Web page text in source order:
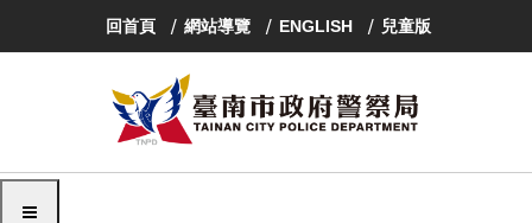
區
回首頁 網站導覽 ENGLISH 兒童版
選單